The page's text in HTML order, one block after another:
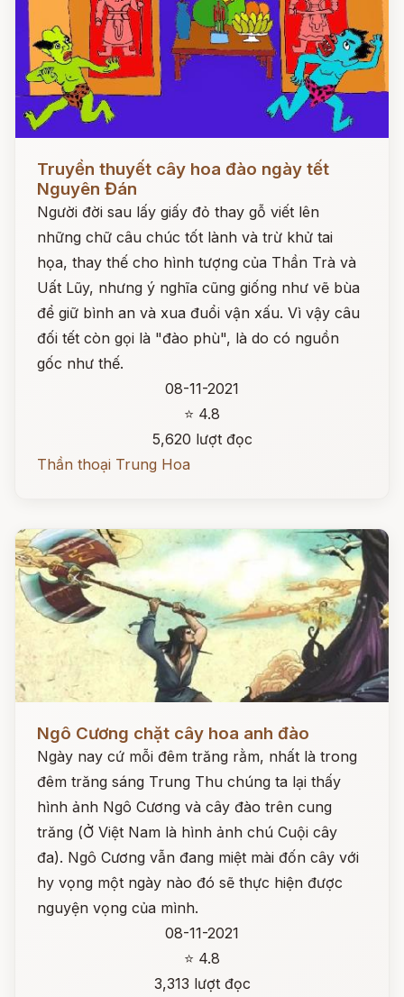
Đọc ngay
Truyền thuyết cây hoa đào ngày tết
Nguyên Đán
Người đời sau lấy giấy đỏ thay gỗ viết lên
những chữ câu chúc tốt lành và trừ khử tai
họa, thay thế cho hình tượng của Thần Trà và
Uất Lũy, nhưng ý nghĩa cũng giống như vẽ bùa
để giữ bình an và xua đuổi vận xấu. Vì vậy câu
đối tết còn gọi là "đào phù", là do có nguồn
gốc như thế.
08-11-2021
⭐ 4.8
5,620 lượt đọc
Thần thoại Trung Hoa
Ngô Cương chặt cây hoa anh đào
Ngày nay cứ mỗi đêm trăng rằm, nhất là trong
đêm trăng sáng Trung Thu chúng ta lại thấy
hình ảnh Ngô Cương và cây đào trên cung
trăng (Ở Việt Nam là hình ảnh chú Cuội cây
đa). Ngô Cương vẫn đang miệt mài đốn cây với
hy vọng một ngày nào đó sẽ thực hiện được
nguyện vọng của mình.
08-11-2021
⭐ 4.8
3,313 lượt đọc